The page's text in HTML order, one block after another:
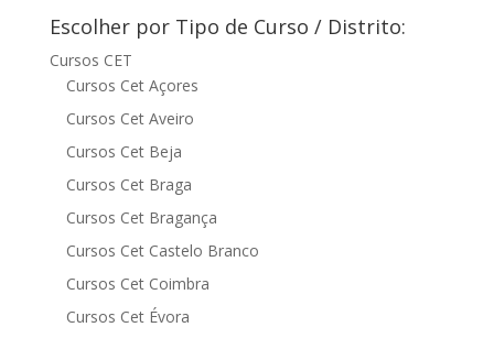
Escolher por Tipo de Curso / Distrito:
Cursos CET
Cursos Cet Açores
Cursos Cet Aveiro
Cursos Cet Beja
Cursos Cet Braga
Cursos Cet Bragança
Cursos Cet Castelo Branco
Cursos Cet Coimbra
Cursos Cet Évora